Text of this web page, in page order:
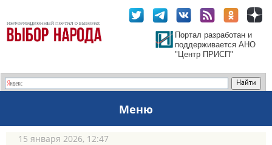
Портал разработан и
поддерживается АНО
"Центр ПРИСП"
Меню
15 января 2026, 12:47